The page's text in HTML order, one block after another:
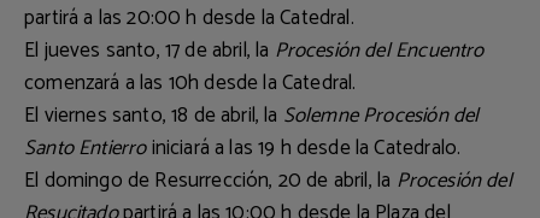
partirá a las 20:00 h desde la Catedral.
El jueves santo, 17 de abril, la Procesión del Encuentro
comenzará a las 10h desde la Catedral.
El viernes santo, 18 de abril, la Solemne Procesión del
Santo Entierroiniciará a las 19 h desde la Catedralo.
El domingo de Resurrección, 20 de abril, la Procesión del